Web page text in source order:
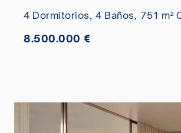
4 Dormitorios, 4 Baños, 751 m²
8.500.000 €